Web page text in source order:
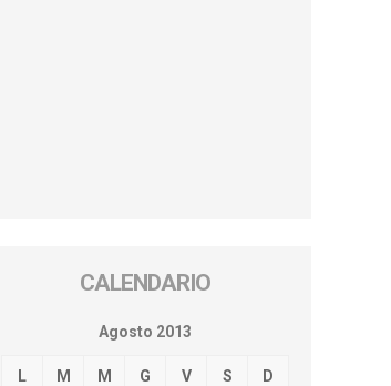
CALENDARIO
Agosto 2013
L M M G V S D